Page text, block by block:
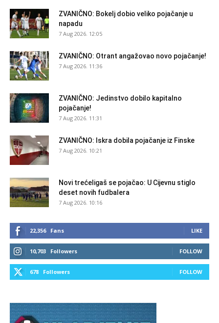
ZVANIČNO: Bokelj dobio veliko pojačanje u
napadu
7 Aug 2026. 12:05
ZVANIČNO: Otrant angažovao novo pojačanje!
7 Aug 2026. 11:36
ZVANIČNO: Jedinstvo dobilo kapitalno
pojačanje!
7 Aug 2026. 11:31
ZVANIČNO: Iskra dobila pojačanje iz Finske
7 Aug 2026. 10:21
Novi trećeligaš se pojačao: U Cijevnu stiglo
deset novih fudbalera
7 Aug 2026. 10:16
22,356 Fans LIKE
10,703 Followers FOLLOW
678 Followers FOLLOW